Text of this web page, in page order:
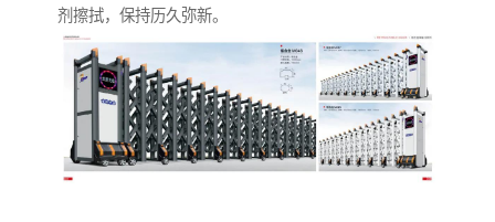
剂擦拭，保持历久弥新。